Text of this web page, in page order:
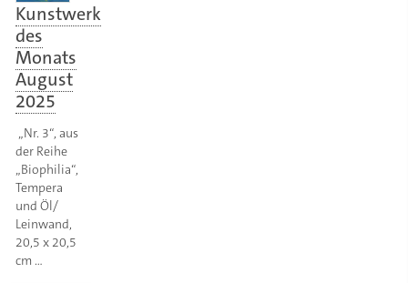
Kunstwerk
des
Monats
August
2025
„Nr. 3“, aus
der Reihe
„Biophilia“,
Tempera
und Öl/
Leinwand,
20,5 x 20,5
cm …